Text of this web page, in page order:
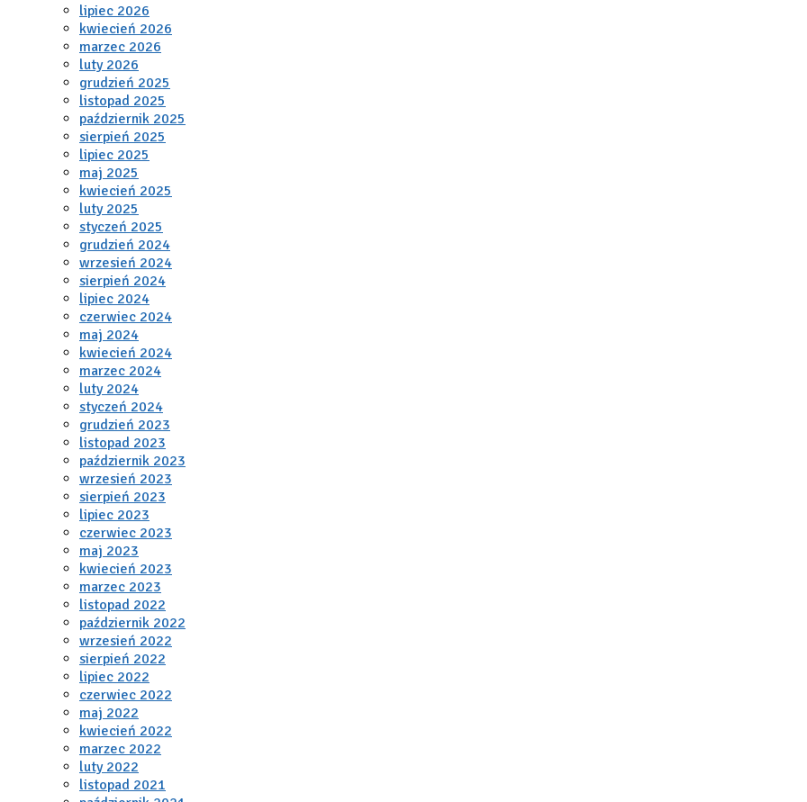
lipiec 2026
kwiecień 2026
marzec 2026
luty 2026
grudzień 2025
listopad 2025
październik 2025
sierpień 2025
lipiec 2025
maj 2025
kwiecień 2025
luty 2025
styczeń 2025
grudzień 2024
wrzesień 2024
sierpień 2024
lipiec 2024
czerwiec 2024
maj 2024
kwiecień 2024
marzec 2024
luty 2024
styczeń 2024
grudzień 2023
listopad 2023
październik 2023
wrzesień 2023
sierpień 2023
lipiec 2023
czerwiec 2023
maj 2023
kwiecień 2023
marzec 2023
listopad 2022
październik 2022
wrzesień 2022
sierpień 2022
lipiec 2022
czerwiec 2022
maj 2022
kwiecień 2022
marzec 2022
luty 2022
listopad 2021